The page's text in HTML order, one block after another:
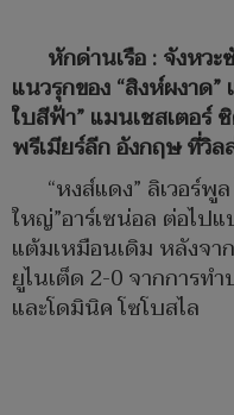
หักด่านเรือ : จังหว
แนวรุกของ “สิงห์ผงาด
ใบสีฟ้า” แมนเชสเตอร์
พรีเมียร์ลีก อังกฤษ ที่วิล
“หงส์แดง” ลิเวอร์
ใหญ่”อาร์เซน่อล ต่อไป
แต้มเหมือนเดิม หลังจ
ยูไนเต็ด 2-0 จากการท
และโดมินิค โซโบสไล